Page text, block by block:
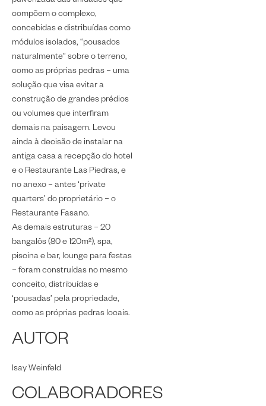
compõem o complexo,
concebidas e distribuídas como
módulos isolados, “pousados
naturalmente” sobre o terreno,
como as próprias pedras – uma
solução que visa evitar a
construção de grandes prédios
ou volumes que interfiram
demais na paisagem. Levou
ainda à decisão de instalar na
antiga casa a recepção do hotel
e o Restaurante Las Piedras, e
no anexo – antes ‘private
quarters’ do proprietário – o
Restaurante Fasano.
As demais estruturas – 20
bangalôs (80 e 120m²), spa,
piscina e bar, lounge para festas
– foram construídas no mesmo
conceito, distribuídas e
‘pousadas’ pela propriedade,
como as próprias pedras locais.
AUTOR
Isay Weinfeld
COLABORADORES